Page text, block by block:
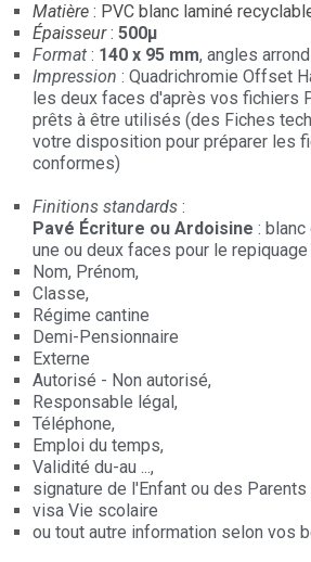
Matière : PVC blanc laminé
Épaisseur: 500µ
Format : 140 x 95 mm, angles
Impression : Quadrichromie Offset
les deux faces d'après vos fichiers
prêts à être utilisés (des Fiches
votre disposition pour préparer les
conformes)
Finitions standards :
Pavé Écriture ou Ardoisine :
une ou deux faces pour le
Nom, Prénom,
Classe,
Régime cantine
Demi-Pensionnaire
Externe
Autorisé - Non autorisé,
Responsable légal,
Téléphone,
Emploi du temps,
Validité du-au ...,
signature de l'Enfant ou des Parents
visa Vie scolaire
ou tout autre information selon vos